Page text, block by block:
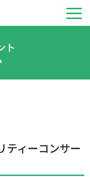
ト
ティーコンサー